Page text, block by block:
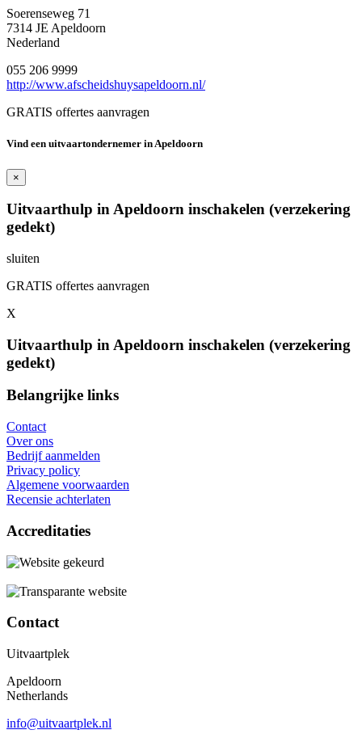
Soerenseweg 71
7314 JE Apeldoorn
Nederland
055 206 9999
http://www.afscheidshuysapeldoorn.nl/
GRATIS offertes aanvragen
Vind een uitvaartondernemer in Apeldoorn
×
Uitvaarthulp in Apeldoorn inschakelen (verzekering
gedekt)
sluiten
GRATIS offertes aanvragen
X
Uitvaarthulp in Apeldoorn inschakelen (verzekering
gedekt)
Belangrijke links
Contact
Over ons
Bedrijf aanmelden
Privacy policy
Algemene voorwaarden
Recensie achterlaten
Accreditaties
Contact
Uitvaartplek
Apeldoorn
Netherlands
info@uitvaartplek.nl